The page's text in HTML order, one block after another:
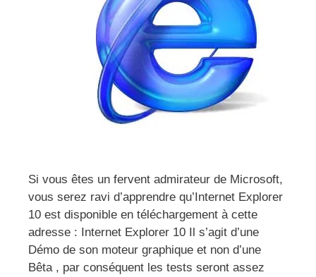
Si vous êtes un fervent admirateur de Microsoft,
vous serez ravi d’apprendre qu’Internet Explorer
10 est disponible en téléchargement à cette
adresse : Internet Explorer 10 Il s’agit d’une
Démo de son moteur graphique et non d’une
Bêta , par conséquent les tests seront assez